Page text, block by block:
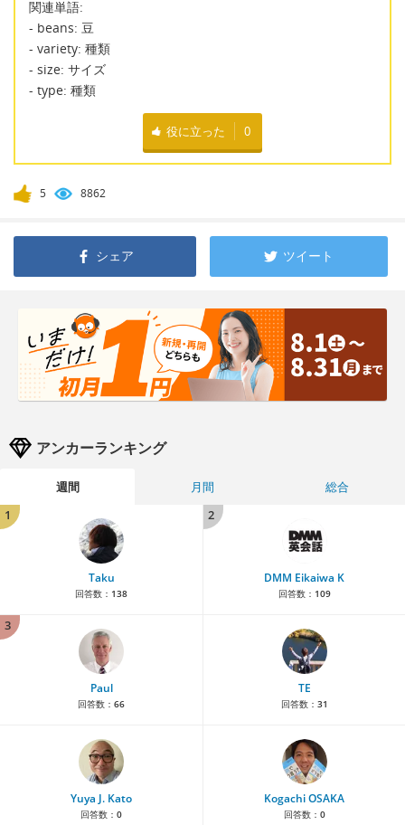
関連単語:
- beans: 豆
- variety: 種類
- size: サイズ
- type: 種類
役に立った 0
5 8862
シェア ツイート
アンカーランキング
週間 月間
総合
1
Taku
回答数： 138
2
DMM Eikaiwa K
回答数： 109
3
Paul
回答数： 66
TE
回答数： 31
Yuya J. Kato
回答数： 0
Kogachi OSAKA
回答数： 0